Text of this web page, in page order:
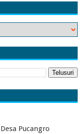
Pucangro